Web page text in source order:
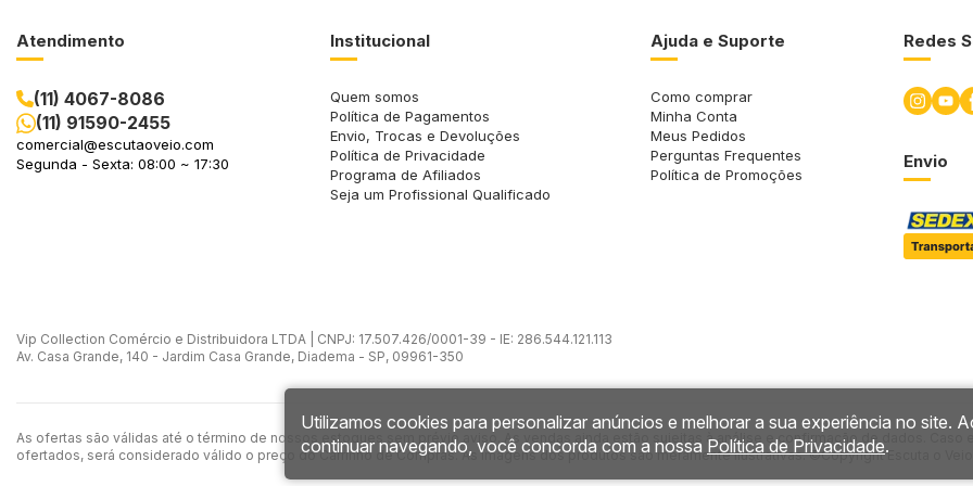
Atendimento
(11) 4067-8086
(11) 91590-2455
comercial@escutaoveio.com
Segunda - Sexta: 08:00 ~ 17:30
Institucional
Quem somos
Política de Pagamentos
Envio, Trocas e Devoluções
Política de Privacidade
Programa de Afiliados
Seja um Profissional Qualificado
Ajuda e Suporte
Como comprar
Minha Conta
Meus Pedidos
Perguntas Frequentes
Política de Promoções
Redes
Envio
Vip Collection Comércio e Distribuidora LTDA | CNPJ: 17.507.426/0001-39 - IE: 286.544.121.113
Av. Casa Grande, 140 - Jardim Casa Grande, Diadema - SP, 09961-350
As ofertas são válidas até o término de nossos estoques sem prévio aviso. As vendas ainda estão sujeitas à análise e confirmação de dados. Caso
ofertados, será considerado válido o preço do Carrinho de Compras. As imagens dos produtos são meramente ilustrativas. ©Copyright Escuta o
Utilizamos cookies para personalizar anúncios e melhorar a sua experiência no site.
continuar navegando, você concorda com a nossa Política de Privacidade.